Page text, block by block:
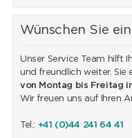
Wünschen Sie
Unser Service Team hilft
und freundlich weiter. Sie
von Montag bis Freitag
Wir freuen uns auf Ihren
Tel.: +41 (0)44 241 64 41